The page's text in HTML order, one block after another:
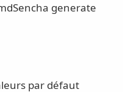
Sencha generate
par défaut